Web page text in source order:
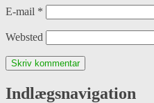
E-mail *
Websted
Indlægsnavigation